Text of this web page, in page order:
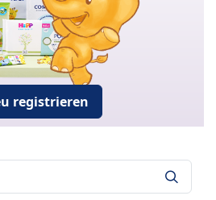
registrieren